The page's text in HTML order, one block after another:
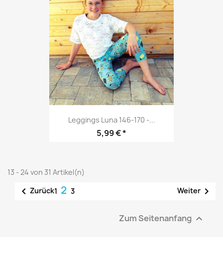
Leggings Luna 146-170 -...
Preis
5,99 € *
13 - 24 von 31 Artikel(n)
 Zurück1 2 3 Weiter 
Zum Seitenanfang 